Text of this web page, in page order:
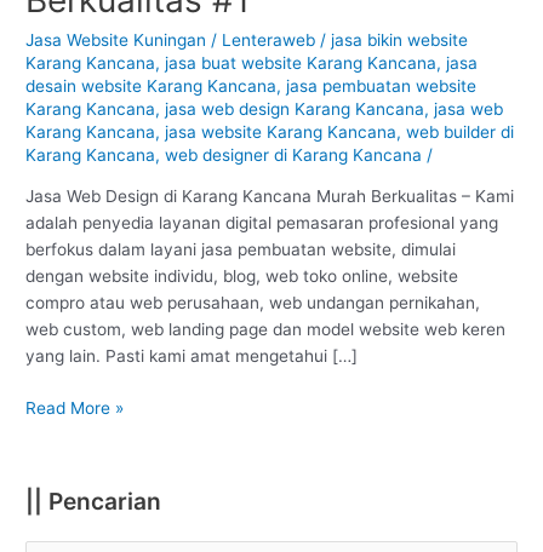
Jasa Website Kuningan / Lenteraweb /jasa bikin website
Karang Kancana,jasa buat website Karang Kancana,jasa
desain website Karang Kancana,jasa pembuatan website
Karang Kancana,jasa web design Karang Kancana,jasa web
Karang Kancana,jasa website Karang Kancana,web builder di
Karang Kancana,web designer di Karang Kancana /
Jasa Web Design di Karang Kancana Murah Berkualitas – Kami
adalah penyedia layanan digital pemasaran profesional yang
berfokus dalam layani jasa pembuatan website, dimulai
dengan website individu, blog, web toko online, website
compro atau web perusahaan, web undangan pernikahan,
web custom, web landing page dan model website web keren
yang lain. Pasti kami amat mengetahui […]
Karang
Kancana
–
Kuningan
:
Murah
Berkualitas
#1
Read More »
|| Pencarian